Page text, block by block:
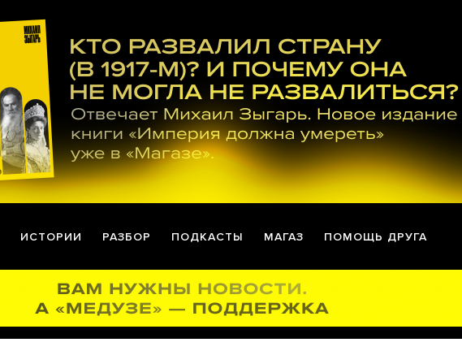
ИСТОРИИ РАЗБОР ПОДКАСТЫ МАГАЗ ПОМОЩЬ ДРУГА